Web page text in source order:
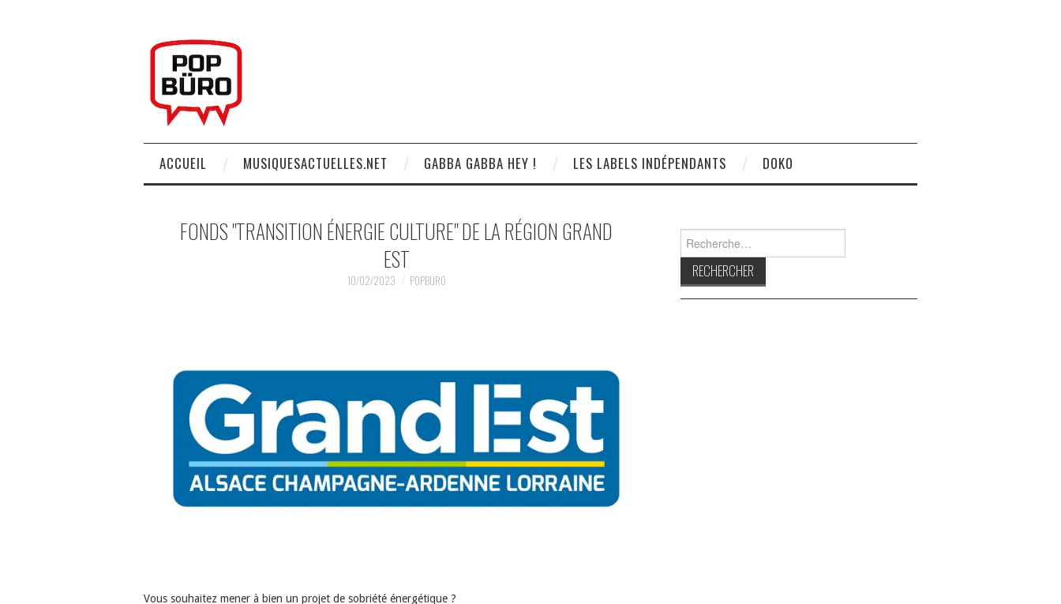
ACCUEIL MUSIQUESACTUELLES.NET GABBA GABBA HEY ! LES LABELS INDÉPENDANTS DOKO
FONDS "TRANSITION ÉNERGIE CULTURE" DE LA RÉGION GRAND
EST
10/02/2023 POPBURO
Vous souhaitez mener à bien un projet de sobriété énergétique ?